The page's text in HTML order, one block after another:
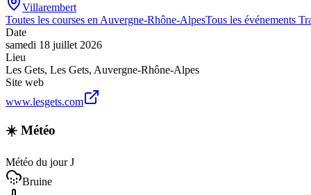
Villarembert
Toutes les courses en Auvergne-Rhône-AlpesTous les événements
Date
samedi 18 juillet 2026
Lieu
Les Gets, Les Gets, Auvergne-Rhône-Alpes
Site web
www.lesgets.com
☀️ Météo
Météo du jour J
Bruine